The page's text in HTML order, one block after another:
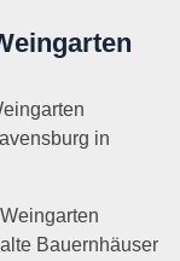
in
Bauernhäuser